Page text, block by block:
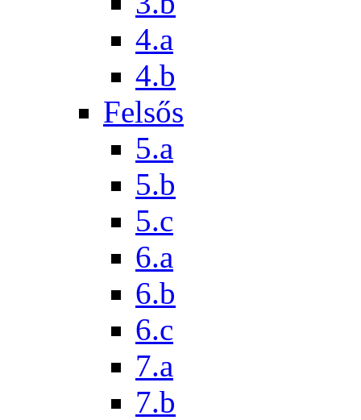
4.a
4.b
Felsős
5.a
5.b
5.c
6.a
6.b
6.c
7.a
7.b